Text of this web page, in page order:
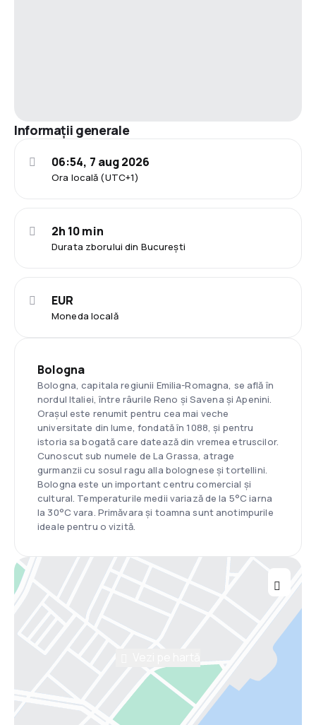
Informații generale
Ora locală (UTC+1)
06:54, 7 aug 2026
Durata zborului din București
2h 10 min
Moneda locală
EUR
Bologna
Bologna, capitala regiunii Emilia-Romagna, se află în
nordul Italiei, între râurile Reno și Savena și Apenini.
Orașul este renumit pentru cea mai veche
universitate din lume, fondată în 1088, și pentru
istoria sa bogată care datează din vremea etruscilor.
Cunoscut sub numele de La Grassa, atrage
gurmanzii cu sosul ragu alla bolognese și tortellini.
Bologna este un important centru comercial și
cultural. Temperaturile medii variază de la 5°C iarna
la 30°C vara. Primăvara și toamna sunt anotimpurile
ideale pentru o vizită.